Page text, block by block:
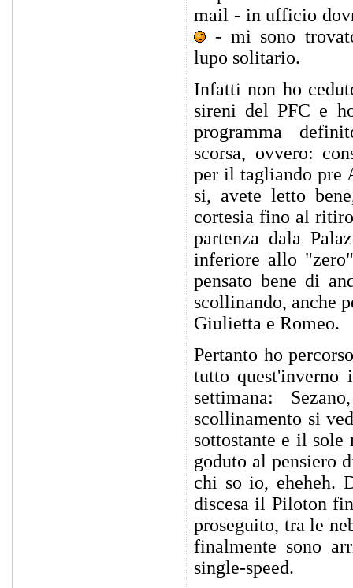
mail - in ufficio
- mi sono
lupo solitario.
Infatti non ho
sireni del PFC e
programma
scorsa, ovvero:
per il tagliando pre
si, avete letto
cortesia fino al
partenza dala
inferiore allo
pensato bene di
scollinando, anche
Giulietta e Romeo.
Pertanto ho
tutto quest'inverno
settimana:
scollinamento si
sottostante e il
goduto al pensiero
chi so io, eheheh.
discesa il Piloton
proseguito, tra le
finalmente sono
single-speed.